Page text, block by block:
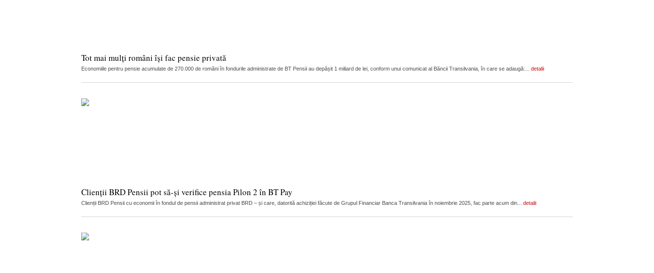
Tot mai mulți români își fac pensie privată
Economiile pentru pensie acumulate de 270.000 de români în fondurile administrate de BT Pensii au depășit 1 miliard de lei, conform unui comunicat al Băncii Transilvania, în care se adaugă:... detalii
Clienții BRD Pensii pot să-și verifice pensia Pilon 2 în BT Pay
Clienții BRD Pensii cu economii în fondul de pensii administrat privat BRD – și care, datorită achiziției făcute de Grupul Financiar Banca Transilvania în noiembrie 2025, fac parte acum din... detalii